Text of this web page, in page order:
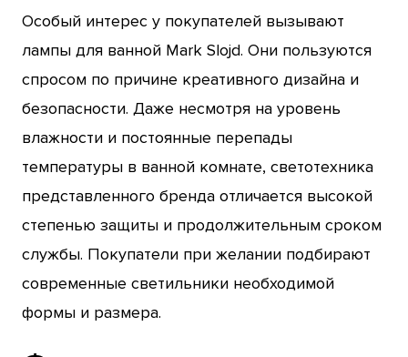
Особый интерес у покупателей вызывают
лампы для ванной Mark Slojd. Они пользуются
спросом по причине креативного дизайна и
безопасности. Даже несмотря на уровень
влажности и постоянные перепады
температуры в ванной комнате, светотехника
представленного бренда отличается высокой
степенью защиты и продолжительным сроком
службы. Покупатели при желании подбирают
современные светильники необходимой
формы и размера.